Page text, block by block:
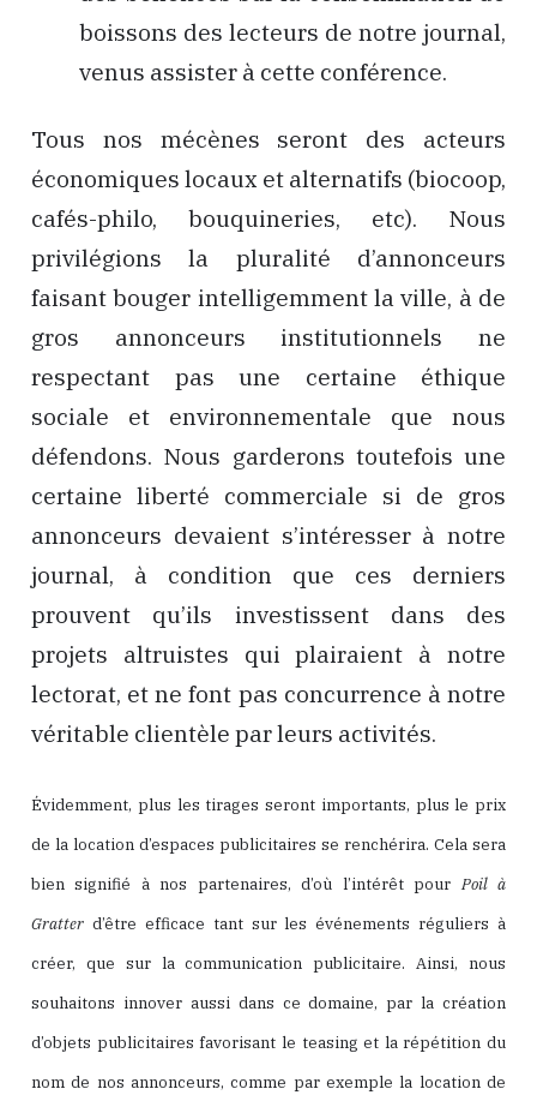
boissons des lecteurs de notre journal,
venus assister à cette conférence.
Tous nos mécènes seront des acteurs
économiques locaux et alternatifs (biocoop,
cafés-philo, bouquineries, etc). Nous
privilégions la pluralité d’annonceurs
faisant bouger intelligemment la ville, à de
gros annonceurs institutionnels ne
respectant pas une certaine éthique
sociale et environnementale que nous
défendons. Nous garderons toutefois une
certaine liberté commerciale si de gros
annonceurs devaient s’intéresser à notre
journal, à condition que ces derniers
prouvent qu’ils investissent dans des
projets altruistes qui plairaient à notre
lectorat, et ne font pas concurrence à notre
véritable clientèle par leurs activités.
Évidemment, plus les tirages seront importants, plus le prix
de la location d’espaces publicitaires se renchérira. Cela sera
bien signifié à nos partenaires, d’où l’intérêt pourPoil à
Gratter d’être efficace tant sur les événements réguliers à
créer, que sur la communication publicitaire. Ainsi, nous
souhaitons innover aussi dans ce domaine, par la création
d’objets publicitaires favorisant le teasing et la répétition du
nom de nos annonceurs, comme par exemple la location de